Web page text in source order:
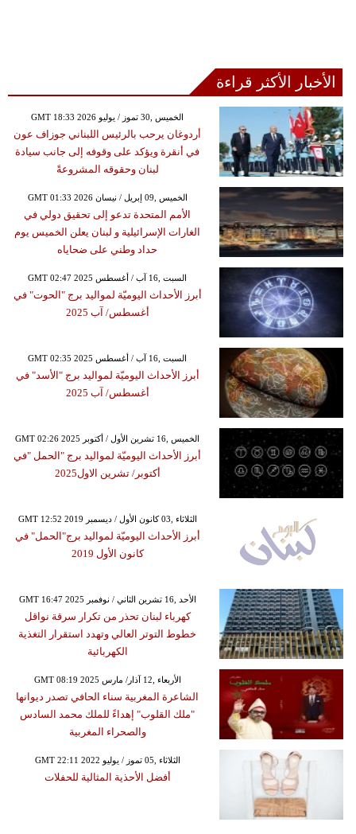
الأخبار الأكثر قراءة
GMT 18:33 2026 الخميس ,30 تموز / يوليو
أردوغان يرحب بالرئيس اللبناني جوزاف عون
في أنقرة ويؤكد على وقوفه إلى جانب سيادة
لبنان وحقوقه المشروعةً
GMT 01:33 2026 الخميس ,09 إبريل / نيسان
الأمم المتحدة تدعو إلى تحقيق دولي في
الغارات الإسرائيلية و لبنان يعلن الخميس يوم
حداد وطني على ضحاياه
GMT 02:47 2025 السبت ,16 آب / أغسطس
أبرز الأحداث اليوميّة لمواليد برج "الحوت" في
أغسطس/ آب 2025
GMT 02:35 2025 السبت ,16 آب / أغسطس
أبرز الأحداث اليوميّة لمواليد برج "الأسد" في
أغسطس/ آب 2025
GMT 02:26 2025 الخميس ,16 تشرين الأول / أكتوبر
أبرز الأحداث اليوميّة لمواليد برج "الحمل "في
أكتوبر/ تشرين الاول2025
GMT 12:52 2019 الثلاثاء ,03 كانون الأول / ديسمبر
أبرز الأحداث اليوميّة لمواليد برج"الحمل" في
كانون الأول 2019
GMT 16:47 2025 الأحد ,16 تشرين الثاني / نوفمبر
كهرباء لبنان تحذر من تكرار سرقة نواقل
خطوط التوتر العالي وتهدد استقرار التغذية
الكهربائية
GMT 08:19 2025 الأربعاء ,12 آذار/ مارس
الشاعرة المغربية سناء الحافي تصدر ديوانها
"ملك القلوب" إهداءً للملك محمد السادس
والصحراء المغربية
GMT 22:11 2022 الثلاثاء ,05 تموز / يوليو
أفضل الأحذية المثالية للحفلات